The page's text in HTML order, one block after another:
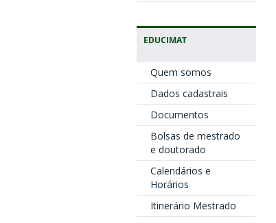
EDUCIMAT
Quem somos
Dados cadastrais
Documentos
Bolsas de mestrado
e doutorado
Calendários e
Horários
Itinerário Mestrado